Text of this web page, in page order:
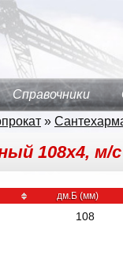
Справочники
»
108х4, м/
дм.Б (мм)
108